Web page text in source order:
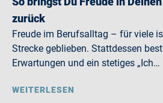
zurück
Freude im Berufsalltag – für viele
Strecke geblieben. Stattdessen
Erwartungen und ein stetiges „Ich…
WEITERLESEN